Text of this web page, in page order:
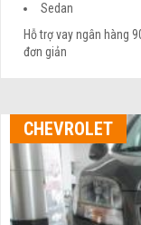
Sedan
Hỗ trợ vay ngân hàng
đơn giản
CHEVROLET